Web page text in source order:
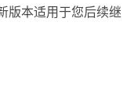
版本适用于您后续继